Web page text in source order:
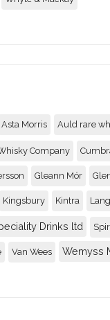
Asta Morris Auld rare
Company
Gleann Mór
Kingsbury Kintra
Drinks ltd
Van Wees Wemyss